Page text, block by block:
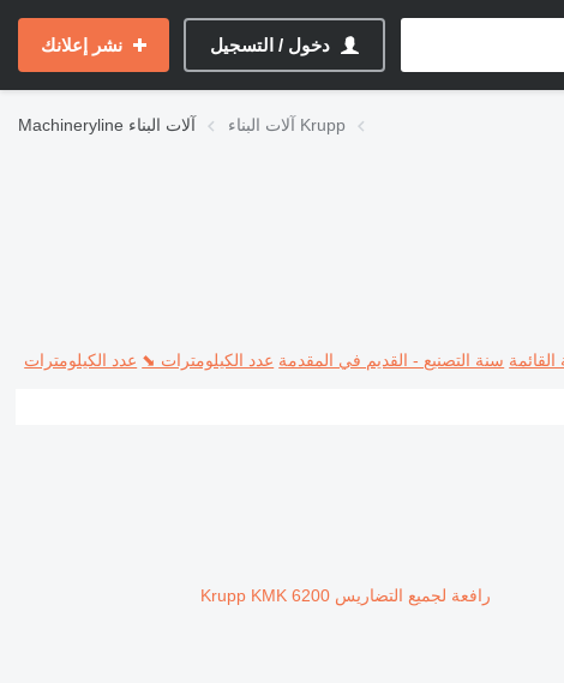
دخول / التسجيل نشر إعلانك
Machineryline آلات البناء آلات البناء Krupp
سنة التصنيع - القديم في المقدمة عدد الكيلومترات ⬊ عدد الكيلومترات
رافعة لجميع التضاريس Krupp KMK 6200